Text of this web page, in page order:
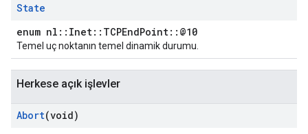
State
enum nl::Inet::TCPEndPoint::@10
Temel uç noktanın temel dinamik durumu.
Herkese açık işlevler
Abort(void)